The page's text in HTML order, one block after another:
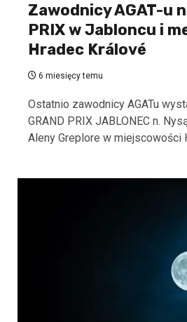
Zawodnicy AGAT-u
PRIX w Jabloncu i
Hradec Králové
6 miesięcy temu
Ostatnio zawodnicy AGATu
GRAND PRIX JABLONEC n.
Aleny Greplore w miejscowości